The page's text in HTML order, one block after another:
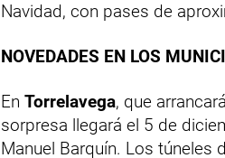
Navidad, con pases de
NOVEDADES EN LOS
En Torrelavega, que
sorpresa llegará el 5 de
Manuel Barquín. Los túneles